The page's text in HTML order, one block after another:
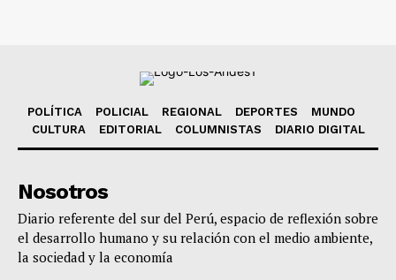
POLÍTICA POLICIAL REGIONAL DEPORTES
MUNDO
CULTURA
EDITORIAL COLUMNISTAS DIARIO DIGITAL
Nosotros
Diario referente del sur del Perú, espacio de reflexión sobre
el desarrollo humano y su relación con el medio ambiente,
la sociedad y la economía